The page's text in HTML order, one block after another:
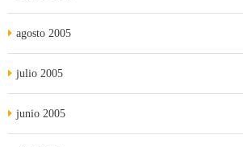
agosto 2005
julio 2005
junio 2005